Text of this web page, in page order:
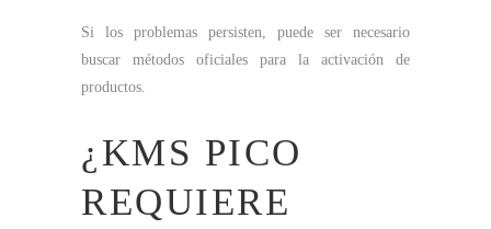
Si los problemas persisten, puede ser necesario
buscar métodos oficiales para la activación de
productos.
¿KMS PICO
REQUIERE